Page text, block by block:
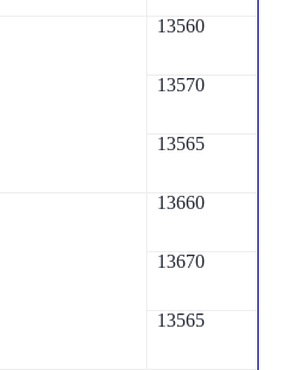
13560
13570
13565
13660
13670
13565